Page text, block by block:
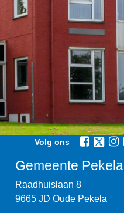
Volg ons
Gemeente Pekela
Raadhuislaan 8
9665 JD Oude Pekela